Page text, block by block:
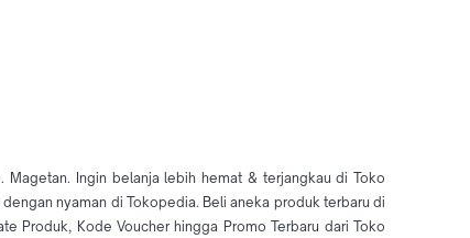
Ingin belanja lebih hemat & terjangkau di Toko
nyaman di Tokopedia. Beli aneka produk terbaru di
Produk, Kode Voucher hingga Promo Terbaru dari Toko